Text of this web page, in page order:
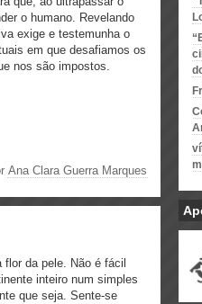
o humano. Revelando
exige e testemunha o
em que desafiamos os
nos são impostos.
Ana Clara Guerra Marques
da pele. Não é fácil
inteiro num simples
que seja. Sente-se